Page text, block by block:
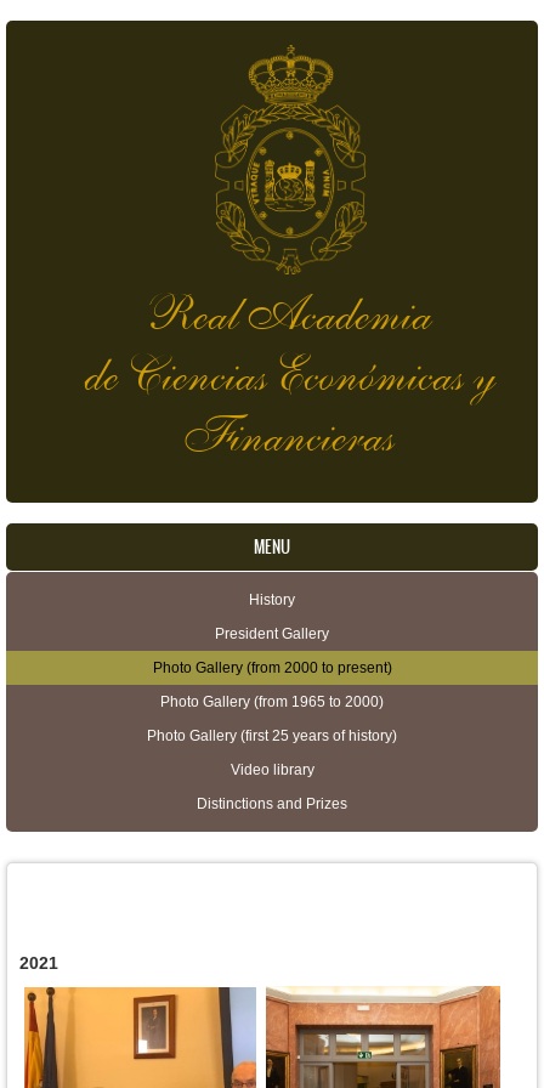
Real Academia
de Ciencias Económicas y
Financieras
MENU
History
President Gallery
Photo Gallery (from 2000 to present)
Photo Gallery (from 1965 to 2000)
Photo Gallery (first 25 years of history)
Video library
Distinctions and Prizes
2021